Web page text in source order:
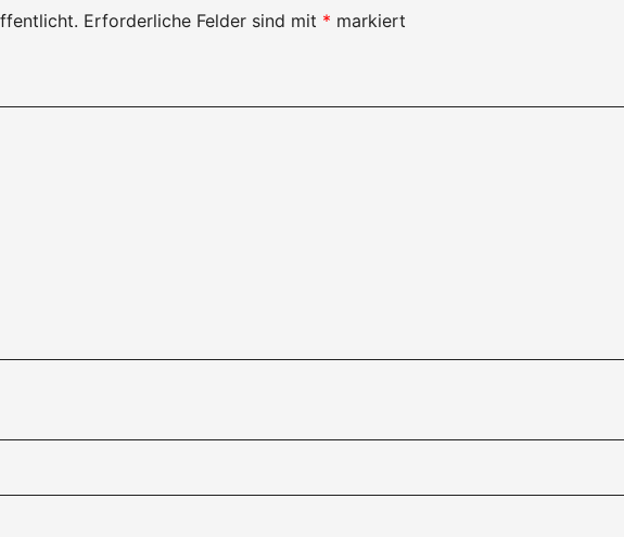
Erforderliche Felder sind mit * markiert